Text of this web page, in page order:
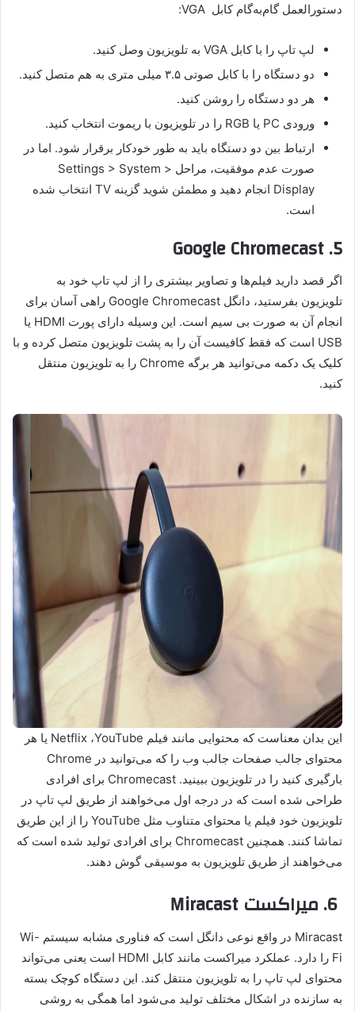
دستورالعمل گام‌به‌گام کابل VGA:
لپ تاپ را با کابل VGA به تلویزیون وصل کنید.
دو دستگاه را با کابل صوتی ۳.۵ میلی متری به هم متصل کنید.
هر دو دستگاه را روشن کنید.
ورودی PC یا RGB را در تلویزیون با ریموت انتخاب کنید.
ارتباط بین دو دستگاه باید به طور خودکار برقرار شود. اما در
صورت عدم موفقیت، مراحل Settings > System >
Display انجام دهید و مطمئن شوید گزینه TV انتخاب شده
است.
5. Google Chromecast
اگر قصد دارید فیلم‌ها و تصاویر بیشتری را از لپ تاپ خود به
تلویزیون بفرستید، دانگل Google Chromecast راهی آسان برای
انجام آن به صورت بی سیم است. این وسیله دارای پورت HDMI یا
USB است که فقط کافیست آن را به پشت تلویزیون متصل کرده و با
کلیک یک دکمه می‌توانید هر برگه Chrome را به تلویزیون منتقل
کنید.
این بدان معناست که محتوایی مانند فیلم Netflix ،YouTube یا هر
محتوای جالب صفحات جالب وب را که می‌توانید در Chrome
بارگیری کنید را در تلویزیون ببینید. Chromecast برای افرادی
طراحی شده است که در درجه اول می‌خواهند از طریق لپ تاپ در
تلویزیون خود فیلم یا محتوای متناوب مثل YouTube را از این طریق
تماشا کنند. همچنین Chromecast برای افرادی تولید شده است که
می‌خواهند از طریق تلویزیون به موسیقی گوش دهند.
Miracast در واقع نوعی دانگل است که فناوری مشابه سیستم Wi-
Fi را دارد. عملکرد میراکست مانند کابل HDMI است یعنی می‌تواند
محتوای لپ تاپ را به تلویزیون منتقل کند. این دستگاه کوچک بسته
به سازنده در اشکال مختلف تولید می‌شود اما همگی به روشی